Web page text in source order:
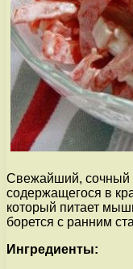
Свежайший, сочный
содержащегося в
который питает
борется с ранним
Ингредиенты: